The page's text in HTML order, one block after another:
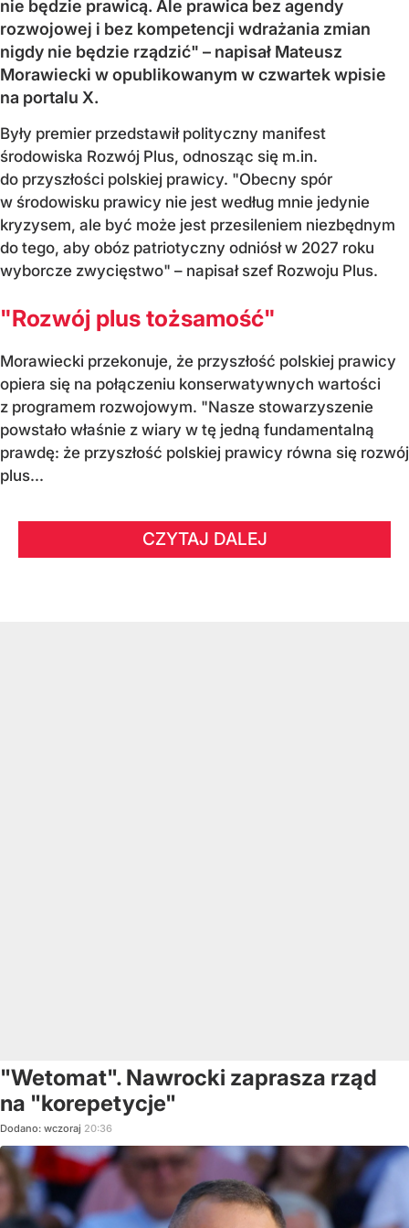
nie będzie prawicą. Ale prawica bez agendy
rozwojowej i bez kompetencji wdrażania zmian
nigdy nie będzie rządzić" – napisał Mateusz
Morawiecki w opublikowanym w czwartek wpisie
na portalu X.
Były premier przedstawił polityczny manifest
środowiska Rozwój Plus, odnosząc się m.in.
do przyszłości polskiej prawicy. "Obecny spór
w środowisku prawicy nie jest według mnie jedynie
kryzysem, ale być może jest przesileniem niezbędnym
do tego, aby obóz patriotyczny odniósł w 2027 roku
wyborcze zwycięstwo" – napisał szef Rozwoju Plus.
"Rozwój plus tożsamość"
Morawiecki przekonuje, że przyszłość polskiej prawicy
opiera się na połączeniu konserwatywnych wartości
z programem rozwojowym. "Nasze stowarzyszenie
powstało właśnie z wiary w tę jedną fundamentalną
prawdę: że przyszłość polskiej prawicy równa się rozwój
plus...
CZYTAJ DALEJ
"Wetomat". Nawrocki zaprasza rząd
na "korepetycje"
Dodano: wczoraj 20:36